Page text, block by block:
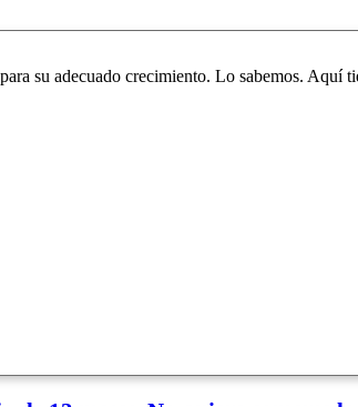
su adecuado crecimiento. Lo sabemos. Aquí